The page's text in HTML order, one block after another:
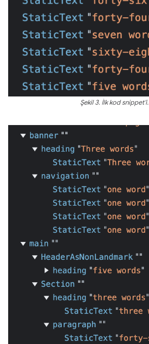
Şekil 3. İlk kod snippet'i.